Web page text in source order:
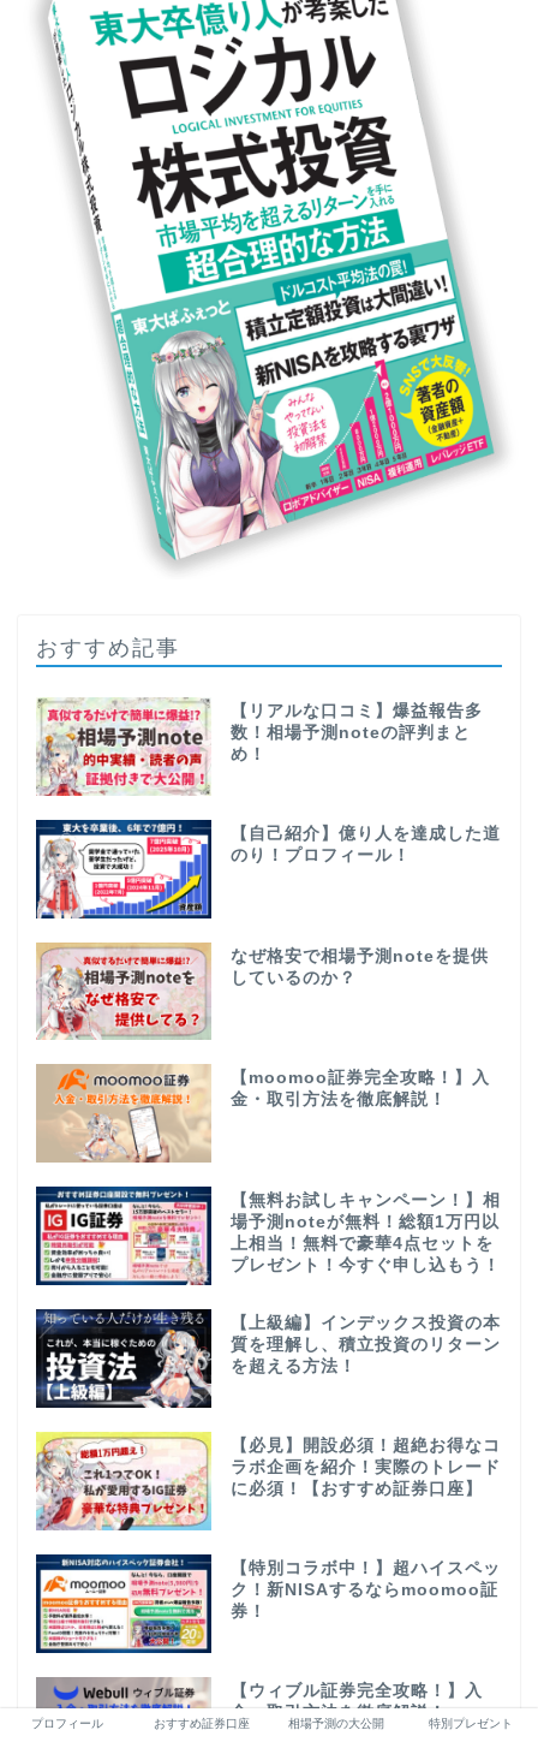
おすすめ記事
【リアルな口コミ】爆益報告多
数！相場予測noteの評判まと
め！
【自己紹介】億り人を達成した道
のり！プロフィール！
なぜ格安で相場予測noteを提供
しているのか？
【moomoo証券完全攻略！】入
金・取引方法を徹底解説！
【無料お試しキャンペーン！】相
場予測noteが無料！総額1万円以
上相当！無料で豪華4点セットを
プレゼント！今すぐ申し込もう！
【上級編】インデックス投資の本
質を理解し、積立投資のリターン
を超える方法！
【必見】開設必須！超絶お得なコ
ラボ企画を紹介！実際のトレード
に必須！【おすすめ証券口座】
【特別コラボ中！】超ハイスペッ
ク！新NISAするならmoomoo証
券！
【ウィブル証券完全攻略！】入
金・取引方法を徹底解説！
プロフィール おすすめ証券口座 相場予測の大公開 特別プレゼント